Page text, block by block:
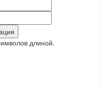
длиной.